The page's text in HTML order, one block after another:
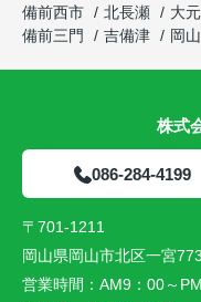
備前西市
北長瀬 大元
備前三門
吉備津 岡山
株式
086-284-4199
〒701-1211
岡山県岡山市北区一宮
営業時間： AM9：00～